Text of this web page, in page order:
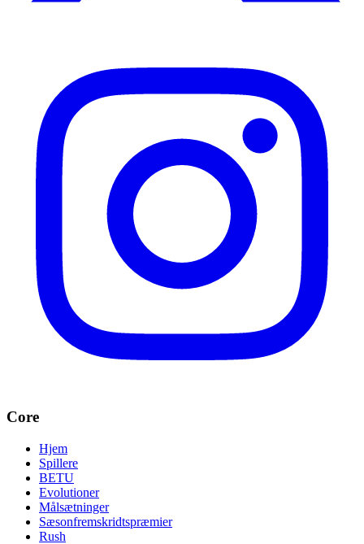
Core
Hjem
Spillere
BETU
Evolutioner
Målsætninger
Sæsonfremskridtspræmier
Rush